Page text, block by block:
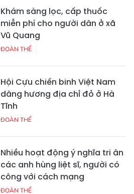
Khám sàng lọc, cấp thuốc
miễn phí cho người dân ở xã
Vũ Quang
ĐOÀN THỂ
Hội Cựu chiến binh Việt Nam
dâng hương địa chỉ đỏ ở Hà
Tĩnh
ĐOÀN THỂ
Nhiều hoạt động ý nghĩa tri ân
các anh hùng liệt sĩ, người có
công với cách mạng
ĐOÀN THỂ